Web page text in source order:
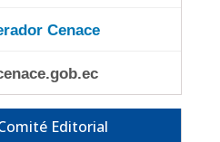
Cenace
Editorial